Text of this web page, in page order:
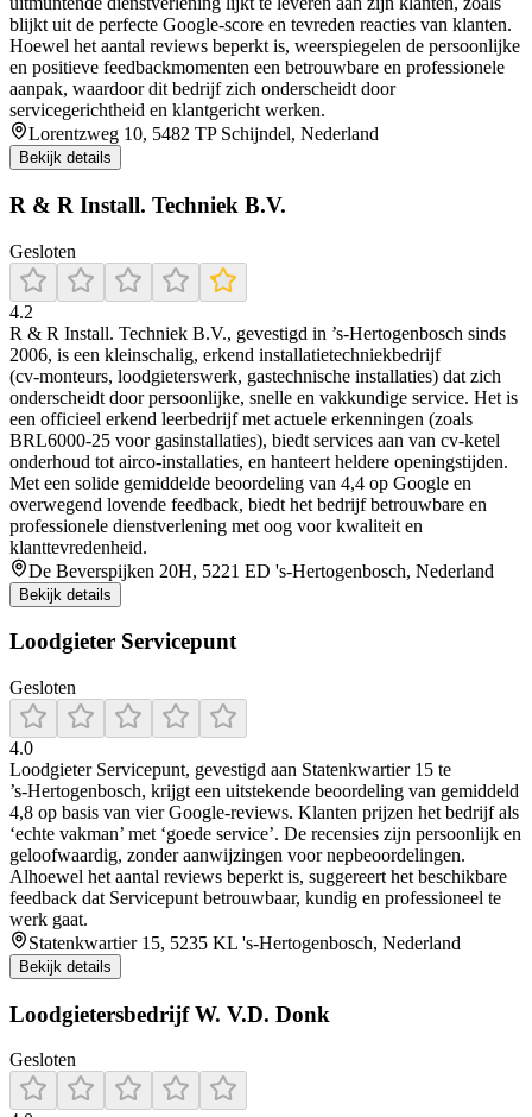
blijkt uit de perfecte Google-score en tevreden reacties van klanten.
Hoewel het aantal reviews beperkt is, weerspiegelen de persoonlijke
en positieve feedbackmomenten een betrouwbare en professionele
aanpak, waardoor dit bedrijf zich onderscheidt door
servicegerichtheid en klantgericht werken.
Lorentzweg 10, 5482 TP Schijndel, Nederland
Bekijk details
R & R Install. Techniek B.V.
Gesloten
4.2
R & R Install. Techniek B.V., gevestigd in ’s‑Hertogenbosch sinds
2006, is een kleinschalig, erkend installatietechniekbedrijf
(cv‑monteurs, loodgieterswerk, gastechnische installaties) dat zich
onderscheidt door persoonlijke, snelle en vakkundige service. Het is
een officieel erkend leerbedrijf met actuele erkenningen (zoals
BRL6000‑25 voor gasinstallaties), biedt services aan van cv-ketel
onderhoud tot airco‑installaties, en hanteert heldere openingstijden.
Met een solide gemiddelde beoordeling van 4,4 op Google en
overwegend lovende feedback, biedt het bedrijf betrouwbare en
professionele dienstverlening met oog voor kwaliteit en
klanttevredenheid.
De Beverspijken 20H, 5221 ED 's-Hertogenbosch, Nederland
Bekijk details
Loodgieter Servicepunt
Gesloten
4.0
Loodgieter Servicepunt, gevestigd aan Statenkwartier 15 te
’s‑Hertogenbosch, krijgt een uitstekende beoordeling van gemiddeld
4,8 op basis van vier Google‑reviews. Klanten prijzen het bedrijf als
‘echte vakman’ met ‘goede service’. De recensies zijn persoonlijk en
geloofwaardig, zonder aanwijzingen voor nepbeoordelingen.
Alhoewel het aantal reviews beperkt is, suggereert het beschikbare
feedback dat Servicepunt betrouwbaar, kundig en professioneel te
werk gaat.
Statenkwartier 15, 5235 KL 's-Hertogenbosch, Nederland
Bekijk details
Loodgietersbedrijf W. V.D. Donk
Gesloten